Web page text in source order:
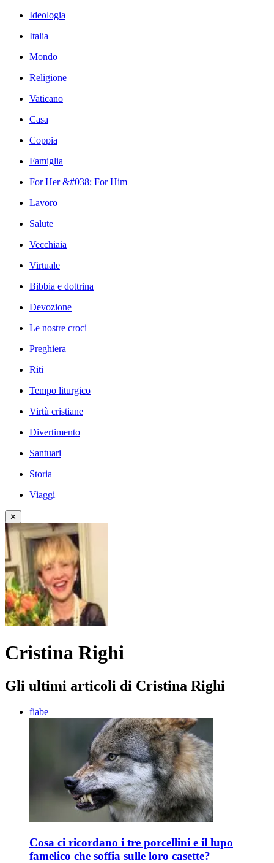
Ideologia
Italia
Mondo
Religione
Vaticano
Casa
Coppia
Famiglia
For Her &#038; For Him
Lavoro
Salute
Vecchiaia
Virtuale
Bibbia e dottrina
Devozione
Le nostre croci
Preghiera
Riti
Tempo liturgico
Virtù cristiane
Divertimento
Santuari
Storia
Viaggi
✕
Cristina Righi
Gli ultimi articoli di Cristina Righi
fiabe
Cosa ci ricordano i tre porcellini e il lupo
famelico che soffia sulle loro casette?